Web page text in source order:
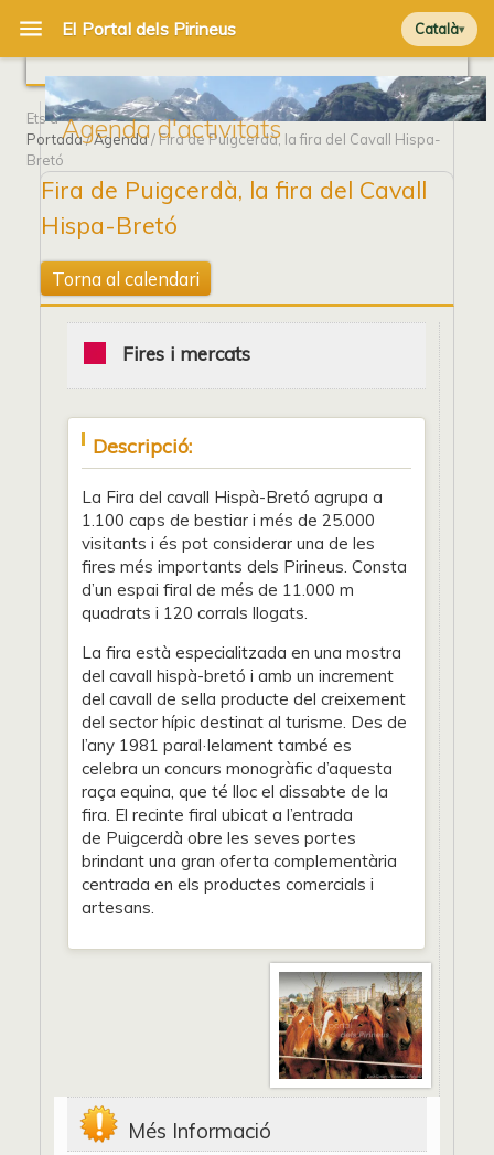
Català
Agenda d'activitats
Ets a
Portada/Agenda/ Fira de Puigcerdà, la fira del Cavall Hispa-
Bretó
Fira de Puigcerdà, la fira del Cavall
Hispa-Bretó
Torna al calendari
Fires i mercats
Descripció:
La Fira del cavall Hispà-Bretó agrupa a
1.100 caps de bestiar i més de 25.000
visitants i és pot considerar una de les
fires més importants dels Pirineus. Consta
d’un espai firal de més de 11.000 m
quadrats i 120 corrals llogats.
La fira està especialitzada en una mostra
del cavall hispà-bretó i amb un increment
del cavall de sella producte del creixement
del sector hípic destinat al turisme. Des de
l’any 1981 paral·lelament també es
celebra un concurs monogràfic d’aquesta
raça equina, que té lloc el dissabte de la
fira. El recinte firal ubicat a l’entrada
de Puigcerdà obre les seves portes
brindant una gran oferta complementària
centrada en els productes comercials i
artesans.
Més Informació